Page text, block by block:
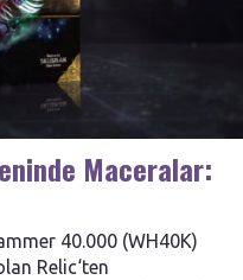
Maceralar:
40.000 (WH40K)
Relic‘ten